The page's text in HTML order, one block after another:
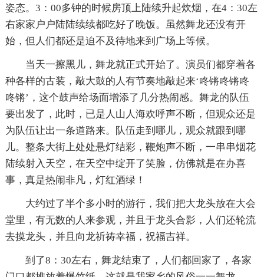
姿态。3：00多钟的时候房顶上陆续升起炊烟，在4：30左
右家家户户陆陆续续都吃好了晚饭。虽然舞龙还没有开
始，但人们都还是迫不及待地来到广场上等候。
当天一擦黑儿，舞龙就正式开始了。演员们都穿着各
种各样的古装，敲大鼓的人有节奏地敲起来‘咚锵咚锵咚
咚锵’，这个鼓声给场面增添了几分热闹感。舞龙的队伍
要出发了，此时，已是人山人海欢呼声不断，但观众还是
为队伍让出一条道路来。队伍走到哪儿，观众就跟到哪
儿。整条大街上处处悬灯结彩，鞭炮声不断，一串串烟花
陆续射入天空，在天空中绽开了笑脸，仿佛就是在办喜
事，真是热闹非凡，灯红酒绿！
大约过了半个多小时的游行，我们把大龙头放在大会
堂里，有无数的人来参观，并且于龙头合影，人们还轮流
去摸龙头，并且向龙祈祷幸福，祝福吉祥。
到了8：30左右，舞龙结束了，人们都回家了，各家